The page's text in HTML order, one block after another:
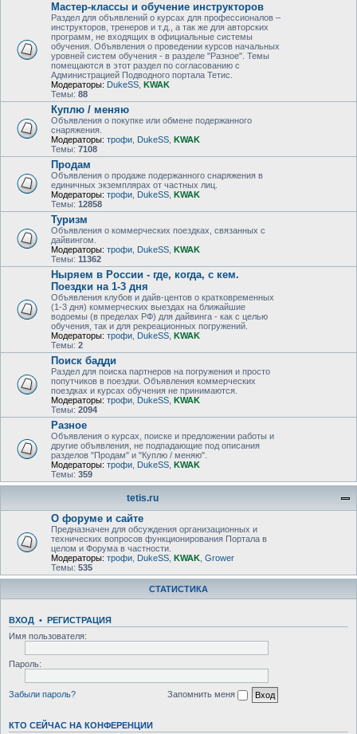
Мастер-классы и обучение инструкторов
Раздел для объявлений о курсах для профессионалов –
инструкторов, тренеров и т.д., а так же для авторских
программ, не входящих в официальные системы
обучения. Объявления о проведении курсов начальных
уровней систем обучения - в разделе "Разное". Темы
помещаются в этот раздел по согласованию с
Администрацией Подводного портала Тетис.
Модераторы: DukeSS KWAK
Темы: 88
Куплю / меняю
Объявления о покупке или обмене подержанного
снаряжения.
Модераторы: трофи DukeSS KWAK
Темы: 7108
Продам
Объявления о продаже подержанного снаряжения в
единичных экземплярах от частных лиц.
Модераторы: трофи DukeSS KWAK
Темы: 12858
Туризм
Объявления о коммерческих поездках, связанных с
дайвингом.
Модераторы: трофи DukeSS KWAK
Темы: 11362
Ныряем в России - где, когда, с кем.
Поездки на 1-3 дня
Объявления клубов и дайв-центов о кратковременных
(1-3 дня) коммерческих выездах на ближайшие
водоемы (в пределах РФ) для дайвинга - как с целью
обучения, так и для рекреационных погружений.
Модераторы: трофи DukeSS KWAK
Темы: 2
Поиск бадди
Раздел для поиска партнеров на погружения и просто
попутчиков в поездки. Объявления коммерческих
поездках и курсах обучения не принимаются.
Модераторы: трофи DukeSS KWAK
Темы: 2094
Разное
Объявления о курсах, поиске и предложении работы и
другие объявления, не подпадающие под описания
разделов "Продам" и "Куплю / меняю".
Модераторы: трофи DukeSS KWAK
Темы: 359
tetis.ru
О форуме и сайте
Предназначен для обсуждения организационных и
технических вопросов функционирования Портала в
целом и Форума в частности.
Модераторы: трофи DukeSS KWAK Grower
Темы: 535
СТАТИСТИКА
ВХОД • РЕГИСТРАЦИЯ
Имя пользователя:
Пароль:
Забыли пароль? Запомнить меня
КТО СЕЙЧАС НА КОНФЕРЕНЦИИ